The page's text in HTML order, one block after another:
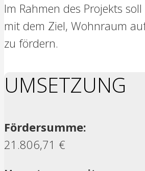
Im Rahmen des Projekts
mit dem Ziel, Wohnraum
zu fördern.
UMSETZUNG
Fördersumme:
21.806,71 €